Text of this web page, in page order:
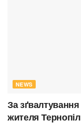
NEWS
За
жителя